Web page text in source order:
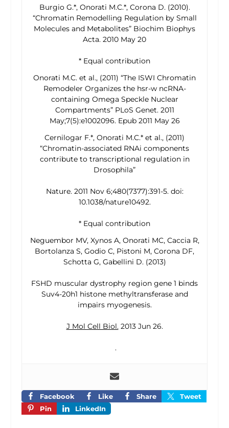
Burgio G.*, Onorati M.C.*, Corona D. (2010).
“Chromatin Remodelling Regulation by Small
Molecules and Metabolites” Biochim Biophys
Acta. 2010 May 20
* Equal contribution
Onorati M.C. et al., (2011) “The ISWI Chromatin
Remodeler Organizes the hsr-wncRNA-
containing Omega Speckle Nuclear
Compartments” PLoS Genet. 2011
May;7(5):e1002096. Epub 2011 May 26
Cernilogar F.*, Onorati M.C.* et al., (2011)
“Chromatin-associated RNAi components
contribute to transcriptional regulation in
Drosophila”
Nature. 2011 Nov 6;480(7377):391-5. doi:
10.1038/nature10492.
* Equal contribution
Neguembor MV, Xynos A, Onorati MC, Caccia R,
Bortolanza S, Godio C, Pistoni M, Corona DF,
Schotta G, Gabellini D. (2013)
FSHD muscular dystrophy region gene 1 binds
Suv4-20h1 histone methyltransferase and
impairs myogenesis.
J Mol Cell Biol.2013 Jun 26.
.
Facebook Like Share
Tweet
Pin
LinkedIn